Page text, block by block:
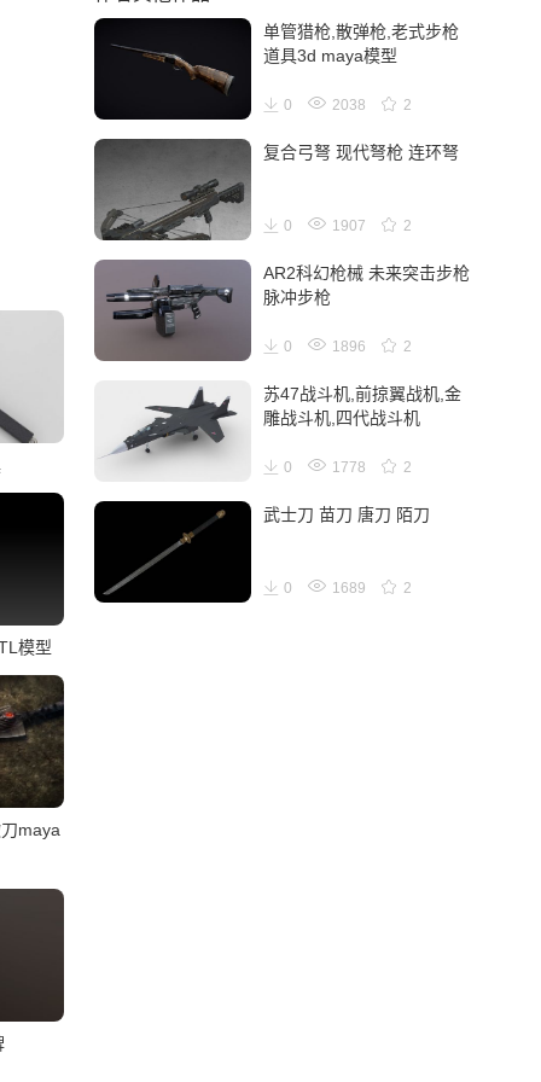
模型
maya
单管猎枪,散弹枪,老式步枪
道具3d maya模型
0 2038 2
复合弓弩 现代弩枪 连环弩
0 1907 2
AR2科幻枪械 未来突击步枪
脉冲步枪
0 1896 2
苏47战斗机,前掠翼战机,金
雕战斗机,四代战斗机
0 1778 2
武士刀 苗刀 唐刀 陌刀
0 1689 2